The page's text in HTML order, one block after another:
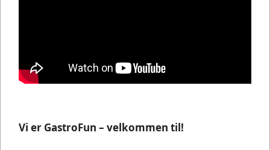
Vi er GastroFun – velkommen til!